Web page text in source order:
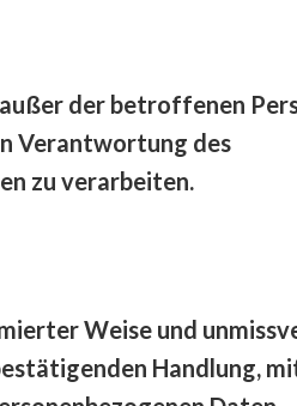
der betroffenen
Verantwortung des
zu verarbeiten.
Weise und
Handlung,